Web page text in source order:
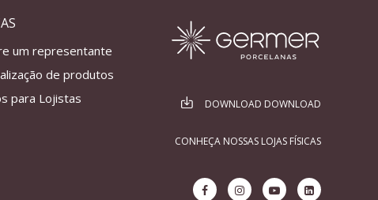
um representante
de produtos
para Lojistas
DOWNLOAD DOWNLOAD
CONHEÇA NOSSAS LOJAS FÍSICAS